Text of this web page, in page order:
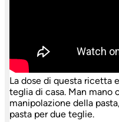
La dose di questa ricetta
teglia di casa. Man mano
manipolazione della
pasta per due teglie.